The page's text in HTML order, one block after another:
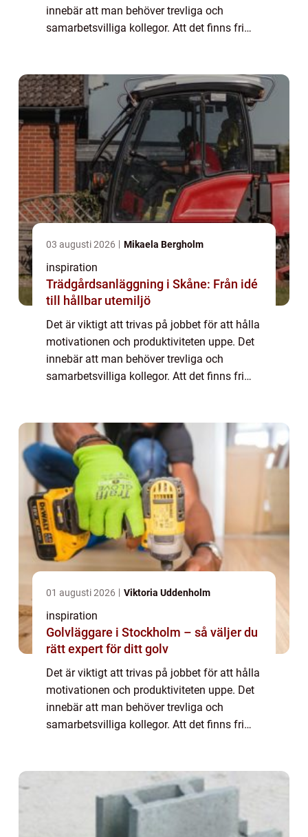
innebär att man behöver trevliga och
samarbetsvilliga kollegor. Att det finns fri
03 augusti 2026 Mikaela Bergholm
inspiration
Trädgårdsanläggning i Skåne: Från idé
till hållbar utemiljö
Det är viktigt att trivas på jobbet för att hålla
motivationen och produktiviteten uppe. Det
innebär att man behöver trevliga och
samarbetsvilliga kollegor. Att det finns fri
01 augusti 2026 Viktoria Uddenholm
inspiration
Golvläggare i Stockholm – så väljer du
rätt expert för ditt golv
Det är viktigt att trivas på jobbet för att hålla
motivationen och produktiviteten uppe. Det
innebär att man behöver trevliga och
samarbetsvilliga kollegor. Att det finns fri